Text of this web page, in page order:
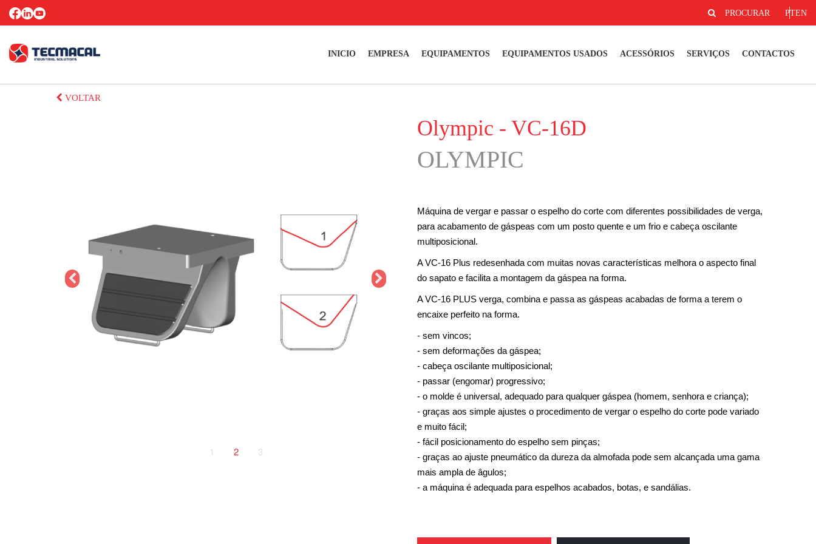
EN
PT
PROCURAR
INICIO EMPRESA EQUIPAMENTOS EQUIPAMENTOS USADOS ACESSÓRIOS SERVIÇOS CONTACTOS
VOLTAR
1 2 3
Olympic - VC-16D
OLYMPIC
Máquina de vergar e passar o espelho do corte com diferentes possibilidades de verga,
para acabamento de gáspeas com um posto quente e um frio e cabeça oscilante
multiposicional.
A VC-16 Plus redesenhada com muitas novas características melhora o aspecto final
do sapato e facilita a montagem da gáspea na forma.
A VC-16 PLUS verga, combina e passa as gáspeas acabadas de forma a terem o
encaixe perfeito na forma.
- sem vincos;
- sem deformações da gáspea;
- cabeça oscilante multiposicional;
- passar (engomar) progressivo;
- o molde é universal, adequado para qualquer gáspea (homem, senhora e criança);
- graças aos simple ajustes o procedimento de vergar o espelho do corte pode variado
e muito fácil;
- fácil posicionamento do espelho sem pinças;
- graças ao ajuste pneumático da dureza da almofada pode sem alcançada uma gama
mais ampla de âgulos;
- a máquina é adequada para espelhos acabados, botas, e sandálias.